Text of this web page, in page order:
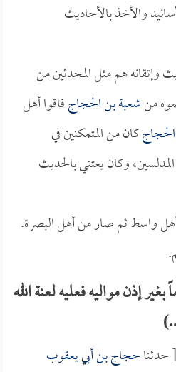
والأخذ بالأحاديث
وإتقانه هم مثل المحدثين من
منشعبة بن الحجاجفاقوا أهل
كان من المتمكنين في
وكان يعتني بالحديث
واسط ثم صار من أهل البصرة.
إذن مواليه فعليه لعنة الله
حدثناحجاج بن أبي يعقوب